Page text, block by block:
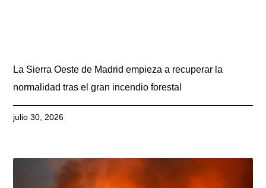
La Sierra Oeste de Madrid empieza a recuperar la
normalidad tras el gran incendio forestal
julio 30, 2026